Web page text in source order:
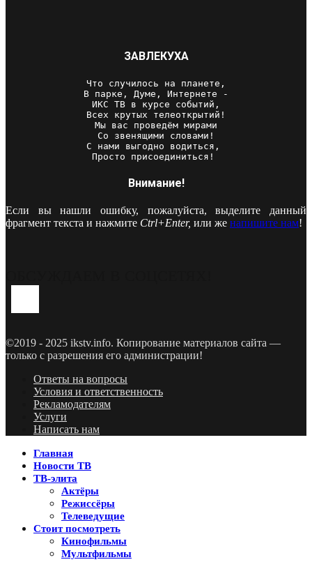
ЗАВЛЕКУХА
Что случилось на планете,
В парке, Думе, Интернете -
ИКС ТВ в курсе событий,
Всех крутых телеоткрытий!
Мы вас проведём мирами
Со звенящими словами!
С нами выгодно водиться,
Просто присоединиться!
Внимание!
Если вы нашли ошибку, пожалуйста, выделите данный
фрагмент текста и нажмите Ctrl+Enter, или же напишите нам!
©2019 - 2025 ikstv.info. Копирование материалов сайта —
только с разрешения его администрации!
Ответы на вопросы
Условия и ответственность
Рекламодателям
Услуги
Написать нам
Главная
Новости ТВ
ТВ-элита
Актёры
Режиссёры
Телеведущие
Стоит посмотреть
Кинофильмы
Мультфильмы